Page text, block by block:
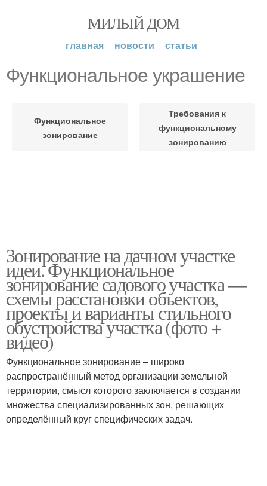
МИЛЫЙ ДОМ
главная новости статьи
Функциональное украшение
Функциональное
зонирование
Требования к
функциональному
зонированию
Зонирование на дачном участке
идеи. Функциональное
зонирование садового участка —
схемы расстановки объектов,
проекты и варианты стильного
обустройства участка (фото +
видео)
Функциональное зонирование – широко
распространённый метод организации земельной
территории, смысл которого заключается в создании
множества специализированных зон, решающих
определённый круг специфических задач.